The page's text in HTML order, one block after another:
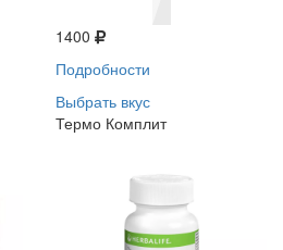
1400
Подробности
Выбрать вкус
Термо Комплит